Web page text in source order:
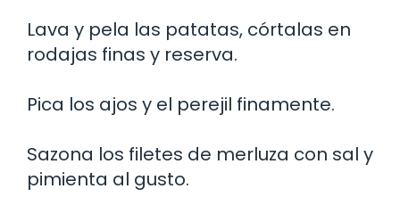
Lava y pela las patatas, córtalas en
rodajas finas y reserva.
Pica los ajos y el perejil finamente.
Sazona los filetes de merluza con sal y
pimienta al gusto.